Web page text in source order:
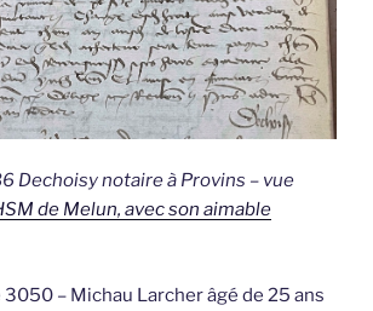
Dechoisy notaire à Provins – vue
de Melun, avec son aimable
– Michau Larcher âgé de 25 ans